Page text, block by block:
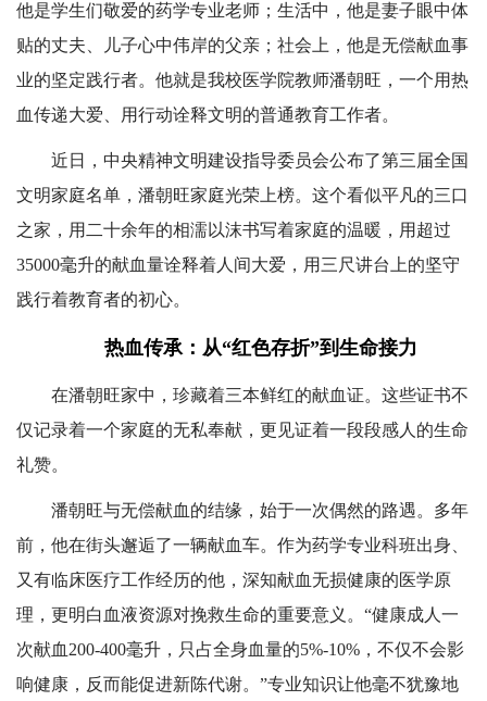
他是学生们敬爱的药学专业老师；生活中，他是妻子眼中体
贴的丈夫、儿子心中伟岸的父亲；社会上，他是无偿献血事
业的坚定践行者。他就是我校医学院教师潘朝旺，一个用热
血传递大爱、用行动诠释文明的普通教育工作者。
近日，中央精神文明建设指导委员会公布了第三届全国
文明家庭名单，潘朝旺家庭光荣上榜。这个看似平凡的三口
之家，用二十余年的相濡以沫书写着家庭的温暖，用超过
35000毫升的献血量诠释着人间大爱，用三尺讲台上的坚守
践行着教育者的初心。
热血传承：从“红色存折”到生命接力
在潘朝旺家中，珍藏着三本鲜红的献血证。这些证书不
仅记录着一个家庭的无私奉献，更见证着一段段感人的生命
礼赞。
潘朝旺与无偿献血的结缘，始于一次偶然的路遇。多年
前，他在街头邂逅了一辆献血车。作为药学专业科班出身、
又有临床医疗工作经历的他，深知献血无损健康的医学原
理，更明白血液资源对挽救生命的重要意义。“健康成人一
次献血200-400毫升，只占全身血量的5%-10%，不仅不会影
响健康，反而能促进新陈代谢。”专业知识让他毫不犹豫地